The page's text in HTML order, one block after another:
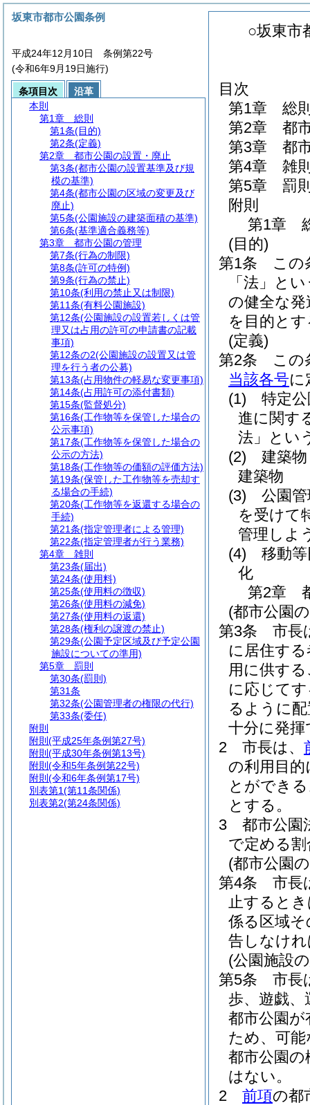
○坂東市
目次
第1章
総
第2章
都
第3章
都
第4章
雑
第5章
罰
附則
第1章
(目的)
第1条
この
「法」と
の健全な
を目的と
(定義)
第2条
この
当該各号に
(1)
特定
進に関す
法」とい
(2)
建築
建築物
(3)
公園
を受けて
管理しよ
(4)
移動
化
第2章
(都市公園
第3条
市長
に居住す
用に供す
に応じて
るように
十分に発
2
市長は、
の利用目
とができ
とする。
3
都市公園
で定める
(都市公園
第4条
市長
止すると
係る区域
告しなけ
(公園施設
第5条
市長
歩、遊戯、
都市公園
ため、可
都市公園
はない。
2
前項の都
坂東市都市公園条例
平成24年12月10日 条例第22号
(令和6年9月19日施行)
条項目次
沿革
本則
第1章
総則
第1条(目的)
第2条(定義)
第2章
都市公園の設置・廃止
第3条(都市公園の設置基準及び規
模の基準)
第4条(都市公園の区域の変更及び
廃止)
第5条(公園施設の建築面積の基準)
第6条(基準適合義務等)
第3章
都市公園の管理
第7条(行為の制限)
第8条(許可の特例)
第9条(行為の禁止)
第10条(利用の禁止又は制限)
第11条(有料公園施設)
第12条(公園施設の設置若しくは管
理又は占用の許可の申請書の記載
事項)
第12条の2(公園施設の設置又は管
理を行う者の公募)
第13条(占用物件の軽易な変更事項)
第14条(占用許可の添付書類)
第15条(監督処分)
第16条(工作物等を保管した場合の
公示事項)
第17条(工作物等を保管した場合の
公示の方法)
第18条(工作物等の価額の評価方法)
第19条(保管した工作物等を売却す
る場合の手続)
第20条(工作物等を返還する場合の
手続)
第21条(指定管理者による管理)
第22条(指定管理者が行う業務)
第4章
雑則
第23条(届出)
第24条(使用料)
第25条(使用料の徴収)
第26条(使用料の減免)
第27条(使用料の返還)
第28条(権利の譲渡の禁止)
第29条(公園予定区域及び予定公園
施設についての準用)
第5章
罰則
第30条(罰則)
第31条
第32条(公園管理者の権限の代行)
第33条(委任)
附則
附則 (平成25年条例第27号)
附則 (平成30年条例第13号)
附則 (令和5年条例第22号)
附則 (令和6年条例第17号)
別表第1(第11条関係)
別表第2(第24条関係)